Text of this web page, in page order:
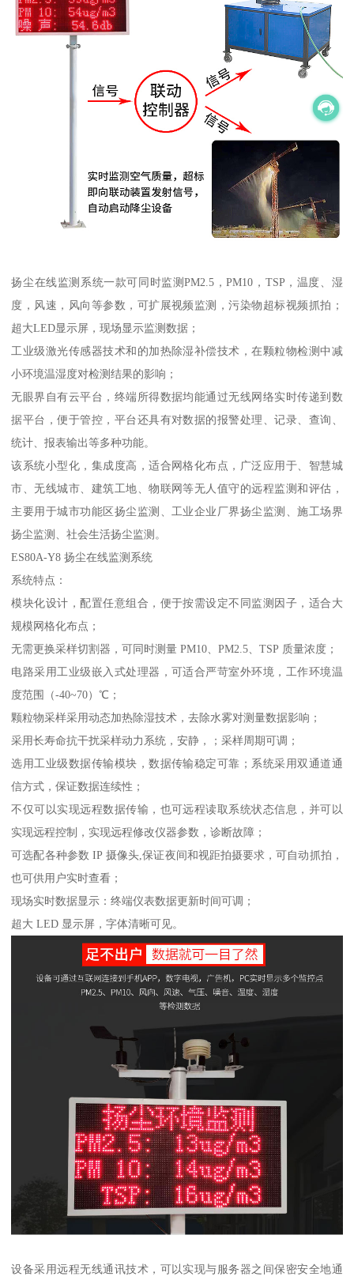
扬尘在线监测系统一款可同时监测PM2.5，PM10，TSP，温度、湿
度，风速，风向等参数，可扩展视频监测，污染物超标视频抓拍；
超大LED显示屏，现场显示监测数据；
工业级激光传感器技术和的加热除湿补偿技术，在颗粒物检测中减
小环境温湿度对检测结果的影响；
无眼界自有云平台，终端所得数据均能通过无线网络实时传递到数
据平台，便于管控，平台还具有对数据的报警处理、记录、查询、
统计、报表输出等多种功能。
该系统小型化，集成度高，适合网格化布点，广泛应用于、智慧城
市、无线城市、建筑工地、物联网等无人值守的远程监测和评估，
主要用于城市功能区扬尘监测、工业企业厂界扬尘监测、施工场界
扬尘监测、社会生活扬尘监测。
ES80A-Y8 扬尘在线监测系统
系统特点：
模块化设计，配置任意组合，便于按需设定不同监测因子，适合大
规模网格化布点；
无需更换采样切割器，可同时测量 PM10、PM2.5、TSP 质量浓度；
电路采用工业级嵌入式处理器，可适合严苛室外环境，工作环境温
度范围（-40~70）℃；
颗粒物采样采用动态加热除湿技术，去除水雾对测量数据影响；
采用长寿命抗干扰采样动力系统，安静，；采样周期可调；
选用工业级数据传输模块，数据传输稳定可靠；系统采用双通道通
信方式，保证数据连续性；
不仅可以实现远程数据传输，也可远程读取系统状态信息，并可以
实现远程控制，实现远程修改仪器参数，诊断故障；
可选配各种参数 IP 摄像头,保证夜间和视距拍摄要求，可自动抓拍，
也可供用户实时查看；
现场实时数据显示：终端仪表数据更新时间可调；
超大 LED 显示屏，字体清晰可见。
设备采用远程无线通讯技术，可以实现与服务器之间保密安全地通